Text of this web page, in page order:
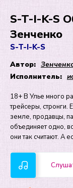
S-T-I-K-S
Зенченко
S-T-I-K-S
Автор:
Исполнитель:
18+ В Улье много
трейсеры, стронги.
земле, продавцы,
объединяет одно,
они так считают. А